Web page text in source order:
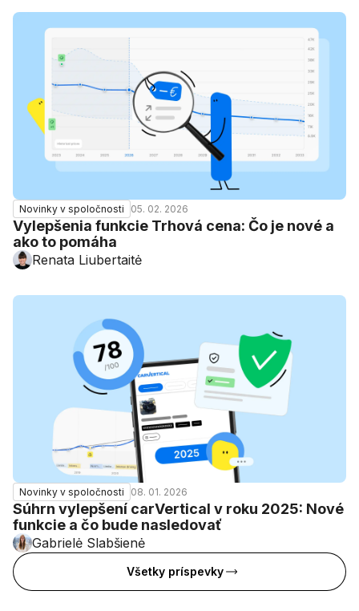
Novinky v spoločnosti 05. 02. 2026
Vylepšenia funkcie Trhová cena: Čo je nové a
ako to pomáha
Renata Liubertaitė
Novinky v spoločnosti 08. 01. 2026
Súhrn vylepšení carVertical v roku 2025: Nové
funkcie a čo bude nasledovať
Gabrielė Slabšienė
Všetky príspevky